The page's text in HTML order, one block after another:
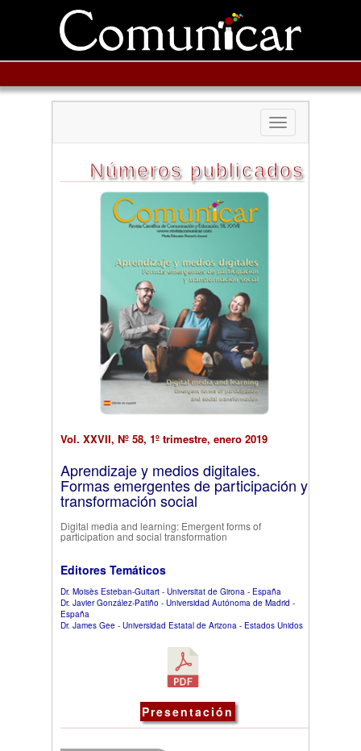
Toggle
navigation
Números publicados
Vol. XXVII, Nº 58, 1º trimestre, enero 2019
Aprendizaje y medios digitales.
Formas emergentes de participación y
transformación social
Digital media and learning: Emergent forms of
participation and social transformation
Editores Temáticos
Dr. Moisès Esteban-Guitart - Universitat de Girona - España
Dr. Javier González-Patiño - Universidad Autónoma de Madrid -
España
Dr. James Gee - Universidad Estatal de Arizona - Estados Unidos
Presentación